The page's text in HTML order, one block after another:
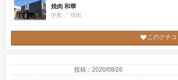
焼肉 和華
伊敷 焼肉
このクチコ
投稿：2020/08/26